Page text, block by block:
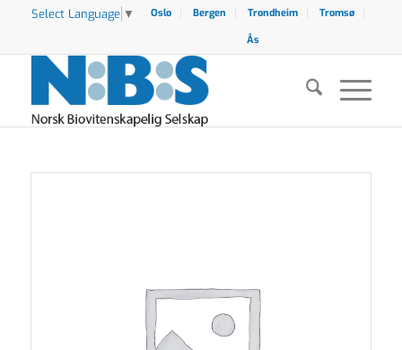
Select Language ▼ Oslo Bergen Trondheim
Tromsø
Ås